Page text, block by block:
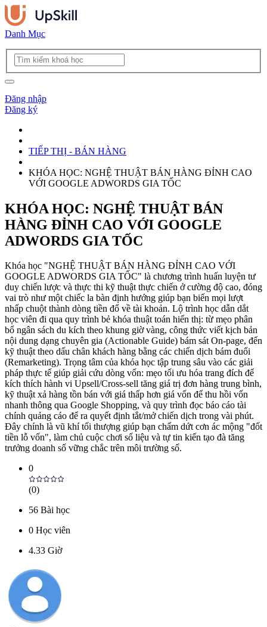
Danh Mục
Đăng nhập
Đăng ký
TIẾP THỊ - BÁN HÀNG
KHÓA HỌC: NGHỆ THUẬT BÁN HÀNG ĐỈNH CAO
VỚI GOOGLE ADWORDS GIA TỐC
KHÓA HỌC: NGHỆ THUẬT BÁN
HÀNG ĐỈNH CAO VỚI GOOGLE
ADWORDS GIA TỐC
Khóa học "NGHỆ THUẬT BÁN HÀNG ĐỈNH CAO VỚI
GOOGLE ADWORDS GIA TỐC" là chương trình huấn luyện tư
duy chiến lược và thực thi kỹ thuật thực chiến ở cường độ cao, đóng
vai trò như một chiếc la bàn định hướng giúp bạn biến mọi lượt
nhấp chuột thành dòng tiền đổ về tài khoản. Lộ trình học dẫn dắt
học viên đi qua quy trình bẻ khóa thuật toán hiển thị: từ mẹo phân
bổ ngân sách du kích theo khung giờ vàng, công thức viết kịch bản
nội dung dạng chuyên gia (Actionable Guide) bám sát On-page, đến
kỹ thuật theo dấu chân khách hàng bằng các chiến dịch bám đuổi
(Remarketing). Trọng tâm của khóa học tập trung sâu vào các giải
pháp thực tế giúp giải cứu dòng vốn: mẹo tối ưu hóa trang đích để
kích thích hành vi Upsell/Cross-sell tăng giá trị đơn hàng trung bình,
kỹ thuật xả hàng tồn bán với giá thấp hơn giá vốn để thu hồi vốn
nhanh thông qua Google Shopping, và quy trình đọc báo cáo tài
chính quảng cáo để ra quyết định tắt/mở chiến dịch trong vài phút.
Đây chính là vũ khí tối thượng giúp bạn chấm dứt cơn ác mộng "đốt
tiền lỗ vốn", làm chủ cuộc chơi số liệu và tự tin kiến tạo đà tăng
trưởng doanh số vững chắc trên môi trường số.
0
(0)
56 Bài học
0 Học viên
4.33 Giờ